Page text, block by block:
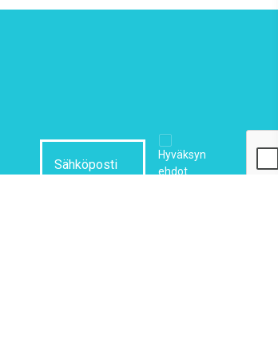
Hyväksyn
ehdot